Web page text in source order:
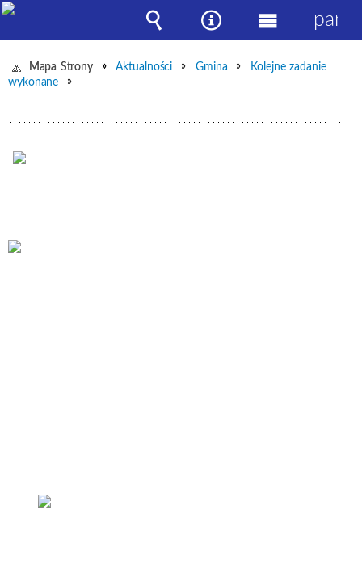
Mapa Strony Aktualności Gmina
Kolejne zadanie
wykonane
Wyszukiwarka
Narzędzia
Menu
główne
panel